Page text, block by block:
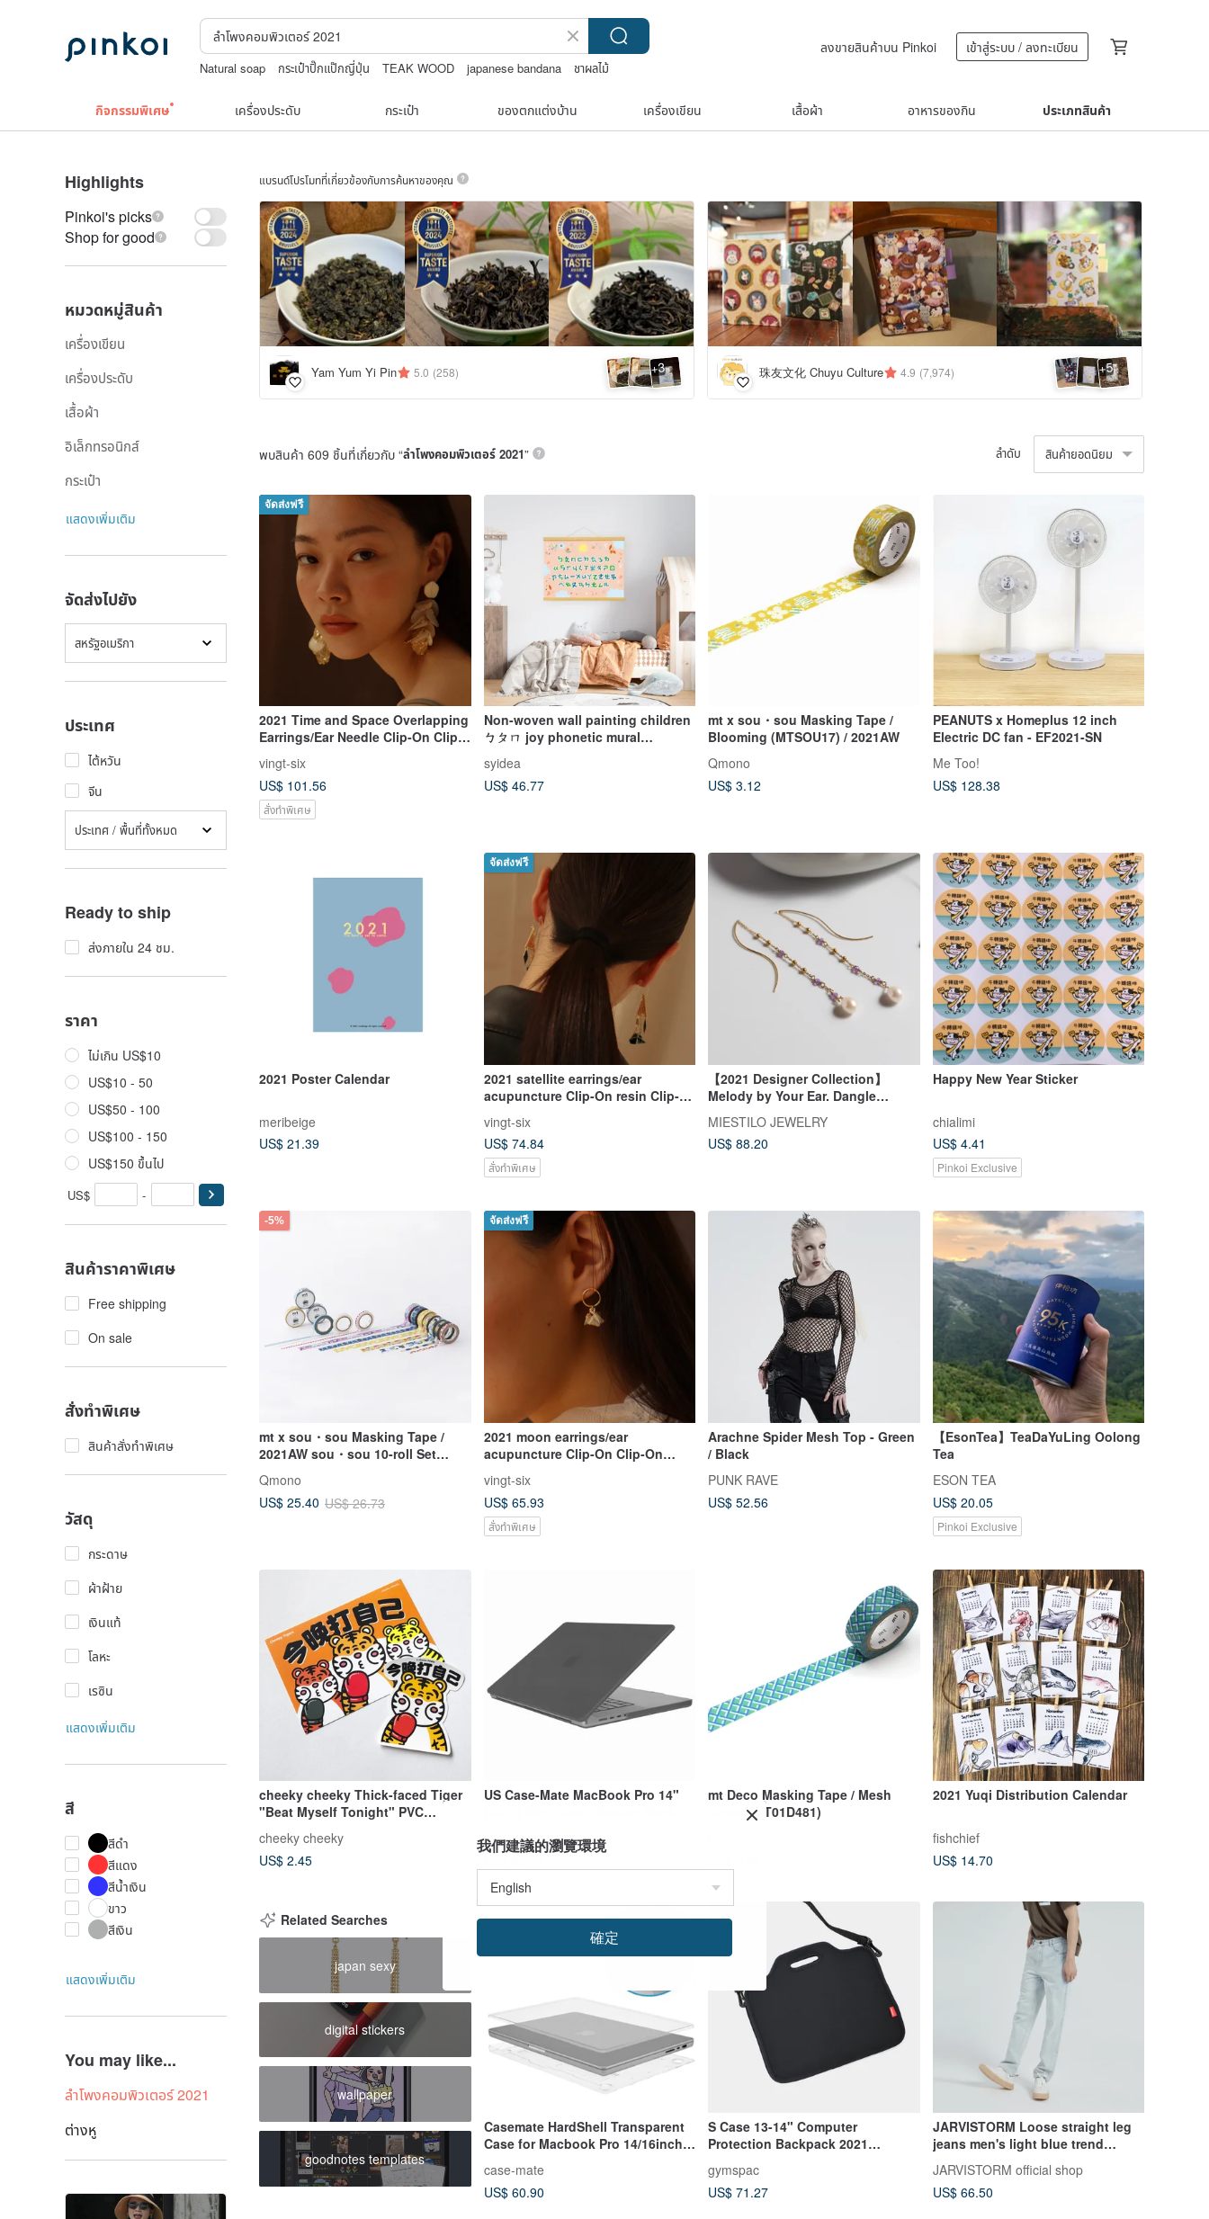
Natural soap กระเป๋าปิ๊กแป๊กญี่ปุ่น TEAK WOOD japanese bandana
ชาผลไม้
ลงขายสินค้าบน Pinkoi เข้าสู่ระบบ / ลงทะเบียน
กิจกรรมพิเศษ เครื่องประดับ กระเป๋า ของตกแต่งบ้าน เครื่องเขียน เสื้อผ้า อาหารของกิน ประเภทสินค้า
Highlights
Pinkoi's picks
Shop for good
หมวดหมู่สินค้า
เครื่องเขียน
เครื่องประดับ
เสื้อผ้า
อิเล็กทรอนิกส์
กระเป๋า
แสดงเพิ่มเติม
จัดส่งไปยัง
สหรัฐอเมริกา
ประเทศ
ไต้หวัน
จีน
ประเทศ / พื้นที่ทั้งหมด
Ready to ship
ส่งภายใน 24 ชม.
ราคา
ไม่เกิน US$10
US$10 - 50
US$50 - 100
US$100 - 150
US$150 ขึ้นไป
US$ -
สินค้าราคาพิเศษ
Free shipping
On sale
สั่งทำพิเศษ
สินค้าสั่งทำพิเศษ
วัสดุ
กระดาษ
ผ้าฝ้าย
เงินแท้
โลหะ
เรซิน
แสดงเพิ่มเติม
สี
สีดำ
สีแดง
สีน้ำเงิน
ขาว
สีเงิน
แสดงเพิ่มเติม
You may like...
ลําโพงคอมพิวเตอร์ 2021
ต่างหู
แบรนด์โปรโมทที่เกี่ยวข้องกับการค้นหาของคุณ
Yam Yum Yi Pin 5.0 (258) +3 珠友文化 Chuyu Culture 4.9 (7,974) +5
พบสินค้า 609 ชิ้นที่เกี่ยวกับ “ลําโพงคอมพิวเตอร์ 2021” ลำดับ สินค้ายอดนิยม
จัดส่งฟรี
2021 Time and Space Overlapping
Earrings/Ear Needle Clip-On Clip-
Wedding Jewelry Christmas
vingt-six
US$ 101.56
สั่งทำพิเศษ
Non-woven wall painting children
ㄅㄆㄇ joy phonetic mural
decoration poster
syidea
US$ 46.77
mt x sou・sou Masking Tape /
Blooming (MTSOU17) / 2021AW
Qmono
US$ 3.12
PEANUTS x Homeplus 12 inch
Electric DC fan - EF2021-SN
Me Too!
US$ 128.38
2021 Poster Calendar
meribeige
US$ 21.39
จัดส่งฟรี
2021 satellite earrings/ear
acupuncture Clip-On resin Clip-
Christmas
vingt-six
US$ 74.84
สั่งทำพิเศษ
【2021 Designer Collection】
Melody by Your Ear. Dangle
MIESTILO JEWELRY
US$ 88.20
Happy New Year Sticker
chialimi
US$ 4.41
Pinkoi Exclusive
-5%
mt x sou・sou Masking Tape /
2021AW sou・sou 10-roll Set
Qmono
US$ 25.40 US$ 26.73
จัดส่งฟรี
2021 moon earrings/ear
acupuncture Clip-On Clip-On
earrings Christmas gifts
vingt-six
US$ 65.93
สั่งทำพิเศษ
Arachne Spider Mesh Top - Green
/ Black
PUNK RAVE
US$ 52.56
【EsonTea】TeaDaYuLing Oolong
Tea
ESON TEA
US$ 20.05
Pinkoi Exclusive
cheeky cheeky Thick-faced Tiger
"Beat Myself Tonight" PVC
Waterproof Sticker for Luggage,
Laptop
cheeky cheeky
US$ 2.45
US Case-Mate MacBook Pro 14"
case-mate-tw
US$ 83.74
mt Deco Masking Tape / Mesh
Green (MT01D481)
2021 Yuqi Distribution Calendar
fishchief
US$ 14.70
Related Searches
japan sexy
digital stickers
wallpaper
goodnotes templates
Casemate HardShell Transparent
Case for Macbook Pro 14/16inch
case-mate
US$ 60.90
S Case 13-14" Computer
Protection Backpack 2021
gymspac
US$ 71.27
JARVISTORM Loose straight leg
jeans men's light blue trend
denim casual pants
JARVISTORM official shop
US$ 66.50
我們建議的瀏覽環境
確定